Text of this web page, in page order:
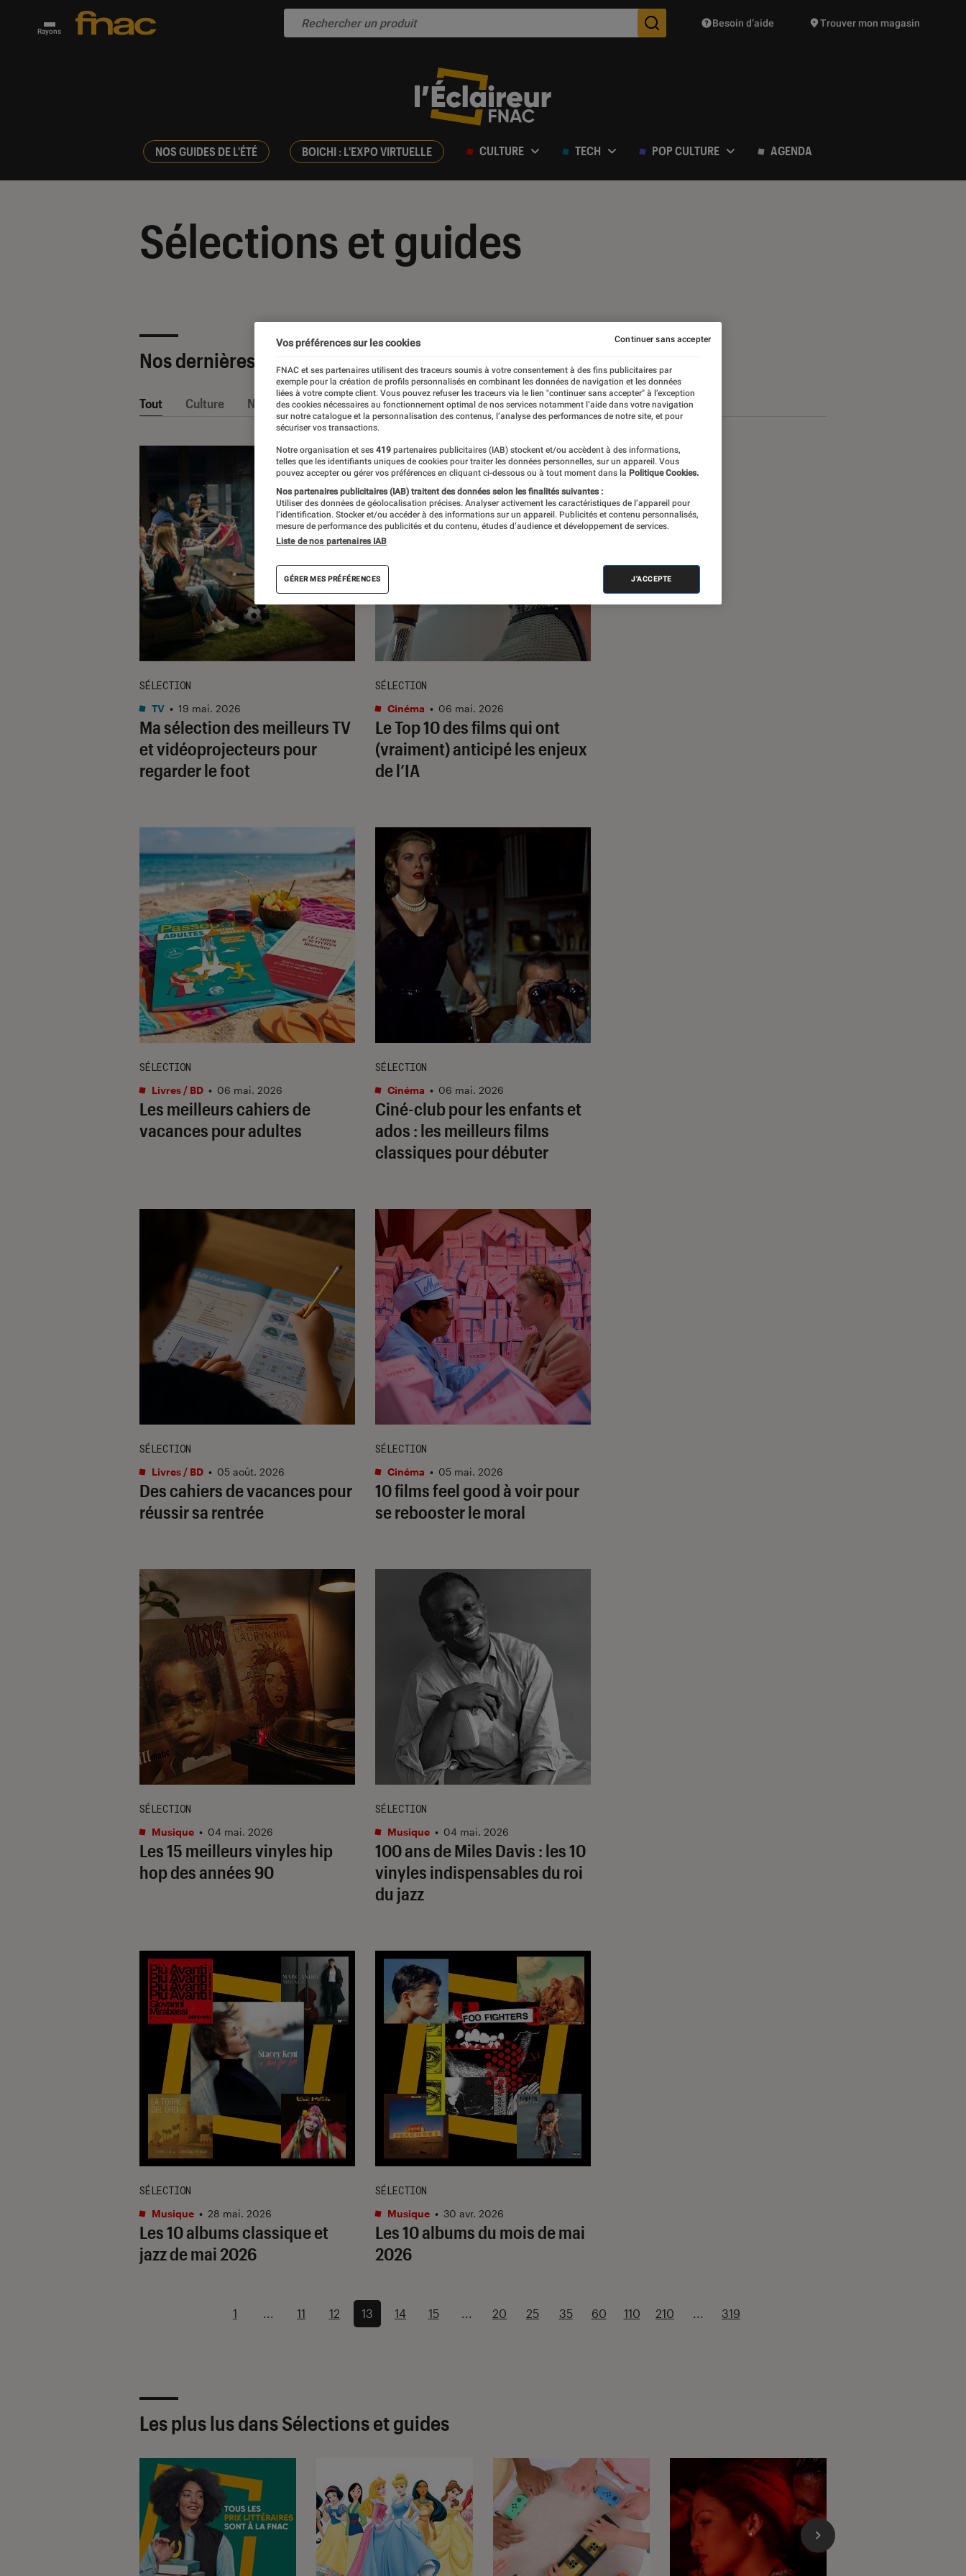
Rayons Des suggestions de produits vont vous être proposées
Besoin d’aide Trouver mon magasin
NOS GUIDES DE L'ÉTÉ BOICHI : L'EXPO VIRTUELLE CULTURE TECH POP CULTURE AGENDA
Sélections et guides
Nos dernières Sélections
Tout Culture Nos conseils Pop Culture Tech
Ma sélection des meilleurs TV
et vidéoprojecteurs pour
regarder le foot
SÉLECTION
TV • 19 mai. 2026
Le Top 10 des films qui ont
(vraiment) anticipé les enjeux
de l’IA
SÉLECTION
Cinéma • 06 mai. 2026
Les meilleurs cahiers de
vacances pour adultes
SÉLECTION
Livres / BD • 06 mai. 2026
Ciné-club pour les enfants et
ados : les meilleurs films
classiques pour débuter
SÉLECTION
Cinéma • 06 mai. 2026
Des cahiers de vacances pour
réussir sa rentrée
SÉLECTION
Livres / BD • 05 août. 2026
10 films feel good à voir pour
se rebooster le moral
SÉLECTION
Cinéma • 05 mai. 2026
Les 15 meilleurs vinyles hip
hop des années 90
SÉLECTION
Musique • 04 mai. 2026
100 ans de Miles Davis : les 10
vinyles indispensables du roi
du jazz
SÉLECTION
Musique • 04 mai. 2026
Les 10 albums classique et
jazz de mai 2026
SÉLECTION
Musique • 28 mai. 2026
Les 10 albums du mois de mai
2026
SÉLECTION
Musique • 30 avr. 2026
1 ... 11 12 13 14 15 ... 20 25 35 60 110 210 ... 319
Les plus lus dans Sélections et guides
Vos préférences sur les cookies
FNAC et ses partenaires utilisent des traceurs soumis à votre consentement à des fins publicitaires par
exemple pour la création de profils personnalisés en combinant les données de navigation et les données
liées à votre compte client. Vous pouvez refuser les traceurs via le lien "continuer sans accepter" à l’exception
des cookies nécessaires au fonctionnement optimal de nos services notamment l’aide dans votre navigation
sur notre catalogue et la personnalisation des contenus, l’analyse des performances de notre site, et pour
sécuriser vos transactions.
Notre organisation et ses 419 partenaires publicitaires (IAB) stockent et/ou accèdent à des informations,
telles que les identifiants uniques de cookies pour traiter les données personnelles, sur un appareil. Vous
pouvez accepter ou gérer vos préférences en cliquant ci-dessous ou à tout moment dans la Politique Cookies.
Nos partenaires publicitaires (IAB) traitent des données selon les finalités suivantes :
Utiliser des données de géolocalisation précises. Analyser activement les caractéristiques de l’appareil pour
l’identification. Stocker et/ou accéder à des informations sur un appareil. Publicités et contenu personnalisés,
mesure de performance des publicités et du contenu, études d’audience et développement de services.
Liste de nos partenaires IAB
GÉRER MES PRÉFÉRENCES J'ACCEPTE
Continuer sans accepter